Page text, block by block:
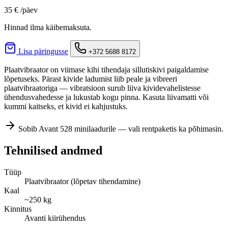
35 € /päev
Hinnad ilma käibemaksuta.
Lisa päringusse +372 5688 8172
Plaatvibraator on viimase kihi tihendaja sillutiskivi paigaldamise
lõpetuseks. Pärast kivide ladumist liib peale ja vibreeri
plaatvibraatoriga — vibratsioon surub liiva kividevahelistesse
ühendusvahedesse ja lukustab kogu pinna. Kasuta liivamatti või
kummi kaitseks, et kivid ei kahjustuks.
Sobib Avant 528 minilaadurile — vali rentpaketis ka põhimasin.
Tehnilised andmed
Tüüp
Plaatvibraator (lõpetav tihendamine)
Kaal
~250 kg
Kinnitus
Avanti kiirühendus